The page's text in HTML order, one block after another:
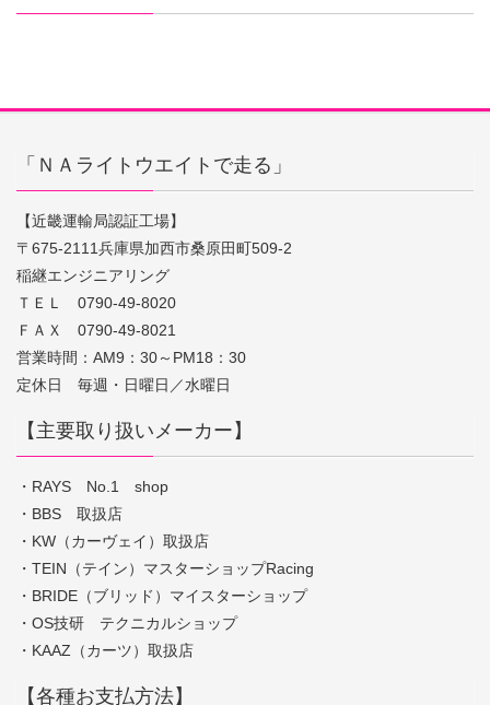
「ＮＡライトウエイトで走る」
【近畿運輸局認証工場】
〒675-2111兵庫県加西市桑原田町509-2
稲継エンジニアリング
ＴＥＬ 0790-49-8020
ＦＡＸ 0790-49-8021
営業時間：AM9：30～PM18：30
定休日 毎週・日曜日／水曜日
【主要取り扱いメーカー】
・RAYS No.1 shop
・BBS 取扱店
・KW（カーヴェイ）取扱店
・TEIN（テイン）マスターショップRacing
・BRIDE（ブリッド）マイスターショップ
・OS技研 テクニカルショップ
・KAAZ（カーツ）取扱店
【各種お支払方法】